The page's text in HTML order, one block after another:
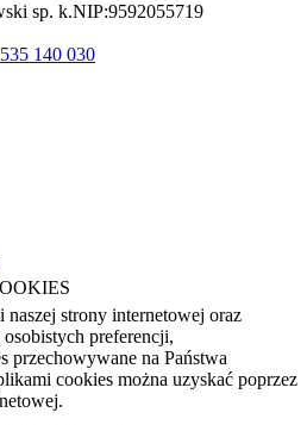
sp. k.NIP:9592055719
140 030
naszej strony internetowej oraz
preferencji,
na Państwa
cookies można uzyskać poprzez